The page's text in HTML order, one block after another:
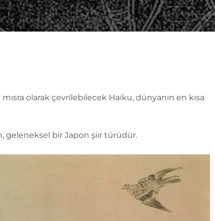
10LAYN
olarak çevrilebilecek Haiku, dünyanın en kısa
geleneksel bir Japon şiir türüdür.